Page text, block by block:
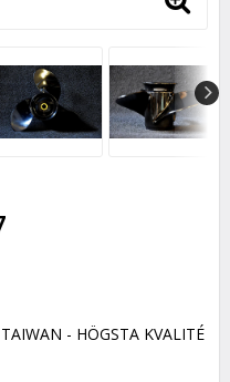
- HÖGSTA KVALITÉ